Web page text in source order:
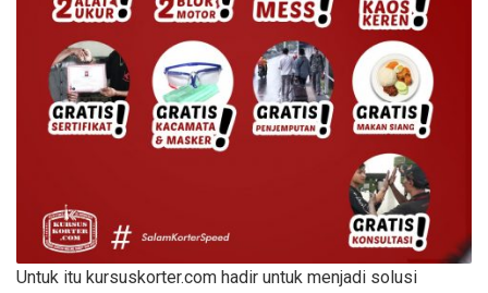
Untuk itu kursuskorter.com hadir untuk menjadi solusi